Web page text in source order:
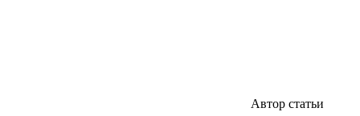
Автор статьи